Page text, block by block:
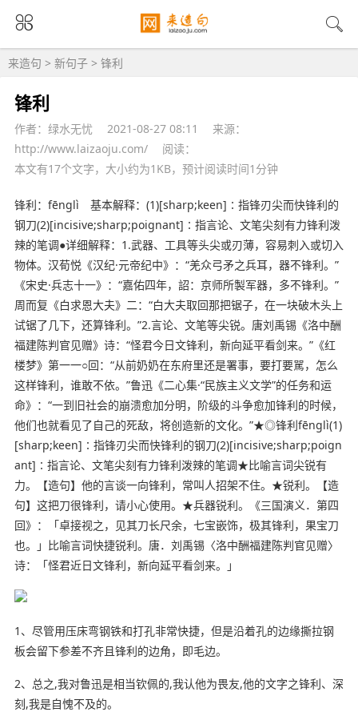
来造句 > 新句子 > 锋利
锋利
作者：绿水无忧 2021-08-27 08:11
来源：
http://www.laizaoju.com/
阅读：
本文有17个文字，大小约为1KB，预计阅读时间1分钟
锋利：fēnglì 基本解释：(1)[sharp;keen]∶指锋刃尖而快锋利的
钢刀(2)[incisive;sharp;poignant]∶指言论、文笔尖刻有力锋利泼
辣的笔调●详细解释：1.武器、工具等头尖或刃薄，容易刺入或切入
物体。汉荀悦《汉纪·元帝纪中》：“羌众弓矛之兵耳，器不锋利。”
《宋史·兵志十一》：“嘉佑四年，詔：京师所製军器，多不锋利。”
周而复《白求恩大夫》二：“白大夫取回那把锯子，在一块破木头上
试锯了几下，还算锋利。”2.言论、文笔等尖锐。唐刘禹锡《洛中酬
福建陈判官见赠》诗：“怪君今日文锋利，新向延平看剑来。”《红
楼梦》第一一○回：“从前奶奶在东府里还是署事，要打要駡，怎么
这样锋利，谁敢不依。”鲁迅《二心集·“民族主义文学”的任务和运
命》：“一到旧社会的崩溃愈加分明，阶级的斗争愈加锋利的时候，
他们也就看见了自己的死敌，将创造新的文化。”★◎锋利fēnglì(1)
[sharp;keen]∶指锋刃尖而快锋利的钢刀(2)[incisive;sharp;poign
ant]∶指言论、文笔尖刻有力锋利泼辣的笔调★比喻言词尖锐有
力。【造句】他的言谈一向锋利，常叫人招架不住。★锐利。【造
句】这把刀很锋利，请小心使用。★兵器锐利。《三国演义．第四
回》：「卓接视之，见其刀长尺余，七宝嵌饰，极其锋利，果宝刀
也。」比喻言词快捷锐利。唐．刘禹锡〈洛中酬福建陈判官见赠〉
诗：「怪君近日文锋利，新向延平看剑来。」
1、尽管用压床弯钢铁和打孔非常快捷，但是沿着孔的边缘撕拉钢
板会留下参差不齐且锋利的边角，即毛边。
2、总之,我对鲁迅是相当钦佩的,我认他为畏友,他的文字之锋利、深
刻,我是自愧不及的。